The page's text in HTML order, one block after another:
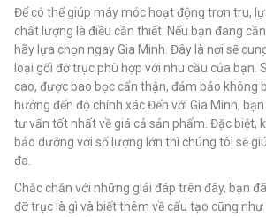
Để có thể giúp máy móc hoạt động trơn tru,
chất lượng là điều cần thiết. Nếu bạn đang
hãy lựa chọn ngay Gia Minh. Đây là nơi sẽ
loại gối đỡ trục phù hợp với nhu cầu của bạn.
cao, được bao bọc cẩn thận, đảm bảo không
hưởng đến độ chính xác.Đến với Gia Minh,
tư vấn tốt nhất về giá cả sản phẩm. Đặc biệt,
bảo dưỡng với số lượng lớn thì chúng tôi sẽ
đa.
Chắc chắn với những giải đáp trên đây, bạn
đỡ trục là gì và biết thêm về cấu tạo cũng